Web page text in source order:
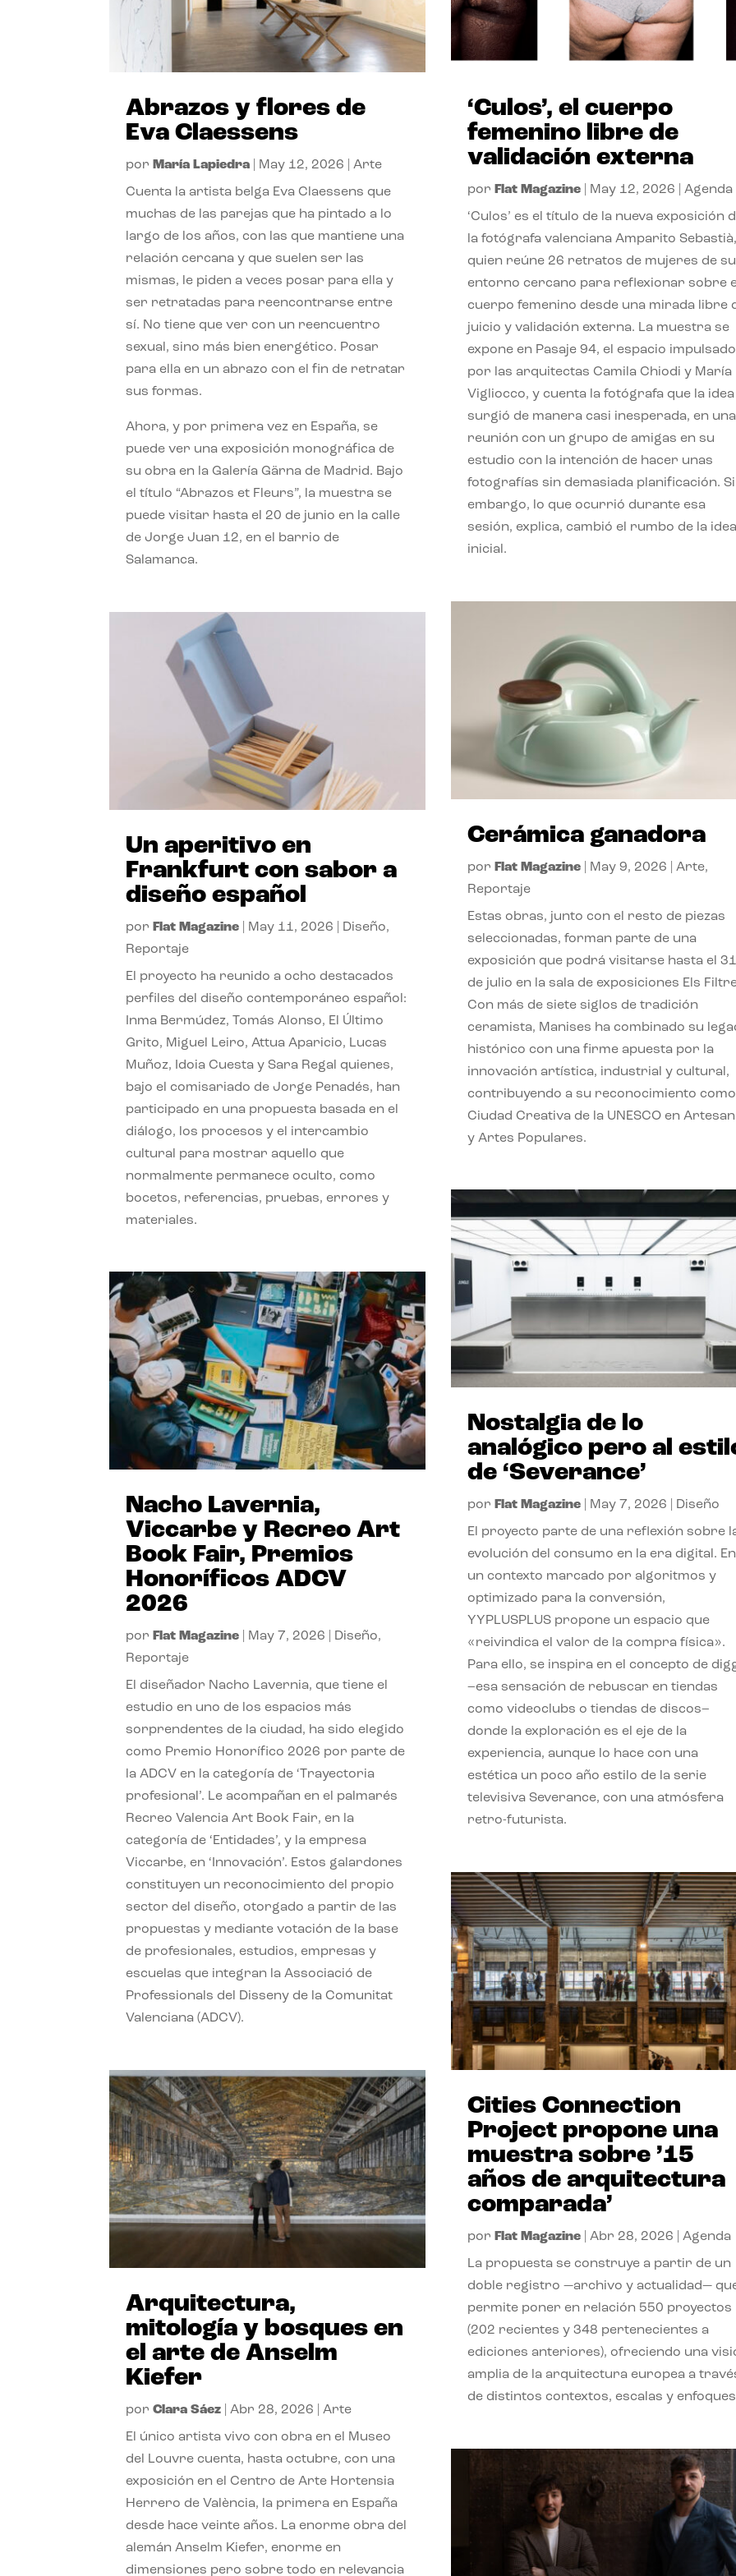
Abrazos y flores de
Eva Claessens
por María Lapiedra May 12, 2026 |Arte
Cuenta la artista belga Eva Claessens que
muchas de las parejas que ha pintado a lo
largo de los años, con las que mantiene una
relación cercana y que suelen ser las
mismas, le piden a veces posar para ella y
ser retratadas para reencontrarse entre
sí. No tiene que ver con un reencuentro
sexual, sino más bien energético. Posar
para ella en un abrazo con el fin de retratar
sus formas.
Ahora, y por primera vez en España, se
puede ver una exposición monográfica de
su obra en la Galería Gärna de Madrid. Bajo
el título “Abrazos et Fleurs”, la muestra se
puede visitar hasta el 20 de junio en la calle
de Jorge Juan 12, en el barrio de
Salamanca.
Un aperitivo en
Frankfurt con sabor a
diseño español
por Flat Magazine May 11, 2026 Diseño,
Reportaje
El proyecto ha reunido a ocho destacados
perfiles del diseño contemporáneo español:
Inma Bermúdez, Tomás Alonso, El Último
Grito, Miguel Leiro, Attua Aparicio, Lucas
Muñoz, Idoia Cuesta y Sara Regal quienes,
bajo el comisariado de Jorge Penadés, han
participado en una propuesta basada en el
diálogo, los procesos y el intercambio
cultural para mostrar aquello que
normalmente permanece oculto, como
bocetos, referencias, pruebas, errores y
materiales.
Nacho Lavernia,
Viccarbe y Recreo Art
Book Fair, Premios
Honoríficos ADCV
2026
por Flat Magazine May 7, 2026 Diseño,
Reportaje
El diseñador Nacho Lavernia, que tiene el
estudio en uno de los espacios más
sorprendentes de la ciudad, ha sido elegido
como Premio Honorífico 2026 por parte de
la ADCV en la categoría de ‘Trayectoria
profesional’. Le acompañan en el palmarés
Recreo Valencia Art Book Fair, en la
categoría de ‘Entidades’, y la empresa
Viccarbe, en ‘Innovación’. Estos galardones
constituyen un reconocimiento del propio
sector del diseño, otorgado a partir de las
propuestas y mediante votación de la base
de profesionales, estudios, empresas y
escuelas que integran la Associació de
Professionals del Disseny de la Comunitat
Valenciana (ADCV).
Arquitectura,
mitología y bosques en
el arte de Anselm
Kiefer
porClara Sáez |Abr 28, 2026 |Arte
El único artista vivo con obra en el Museo
del Louvre cuenta, hasta octubre, con una
exposición en el Centro de Arte Hortensia
Herrero de València, la primera en España
desde hace veinte años. La enorme obra del
alemán Anselm Kiefer, enorme en
dimensiones pero sobre todo en relevancia
‘Culos’, el cuerpo
femenino libre de
validación externa
por Flat Magazine| May 12, 2026 Agenda
‘Culos’ es el título de la nueva exposición
la fotógrafa valenciana Amparito Sebastià,
quien reúne 26 retratos de mujeres de su
entorno cercano para reflexionar sobre
cuerpo femenino desde una mirada libre
juicio y validación externa. La muestra se
expone en Pasaje 94, el espacio impulsado
por las arquitectas Camila Chiodi y María
Vigliocco, y cuenta la fotógrafa que la idea
surgió de manera casi inesperada, en una
reunión con un grupo de amigas en su
estudio con la intención de hacer unas
fotografías sin demasiada planificación.
embargo, lo que ocurrió durante esa
sesión, explica, cambió el rumbo de la idea
inicial.
Cerámica ganadora
por Flat Magazine| May 9, 2026 Arte,
Reportaje
Estas obras, junto con el resto de piezas
seleccionadas, forman parte de una
exposición que podrá visitarse hasta el 31
de julio en la sala de exposiciones Els
Con más de siete siglos de tradición
ceramista, Manises ha combinado su
histórico con una firme apuesta por la
innovación artística, industrial y cultural,
contribuyendo a su reconocimiento como
Ciudad Creativa de la UNESCO en
y Artes Populares.
Nostalgia de lo
analógico pero al
de ‘Severance’
por Flat Magazine| May 7, 2026 Diseño
El proyecto parte de una reflexión sobre
evolución del consumo en la era digital. En
un contexto marcado por algoritmos y
optimizado para la conversión,
YYPLUSPLUS propone un espacio que
«reivindica el valor de la compra física».
Para ello, se inspira en el concepto de
–esa sensación de rebuscar en tiendas
como videoclubs o tiendas de discos–
donde la exploración es el eje de la
experiencia, aunque lo hace con una
estética un poco año estilo de la serie
televisiva Severance, con una atmósfera
retro-futurista.
Cities Connection
Project propone una
muestra sobre ’15
años de arquitectura
comparada’
por Flat Magazine| Abr 28, 2026 Agenda
La propuesta se construye a partir de un
doble registro —archivo y actualidad—
permite poner en relación 550 proyectos
(202 recientes y 348 pertenecientes a
ediciones anteriores), ofreciendo una
amplia de la arquitectura europea a
de distintos contextos, escalas y